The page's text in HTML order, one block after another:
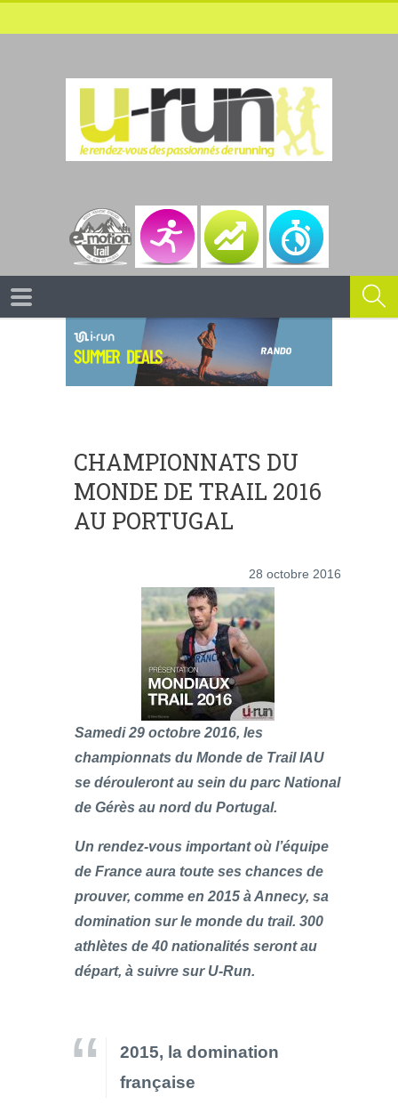
CHAMPIONNATS DU
MONDE DE TRAIL 2016
AU PORTUGAL
28 octobre 2016
Samedi 29 octobre 2016, les
championnats du Monde de Trail IAU
se dérouleront au sein du parc National
de Gérès au nord du Portugal.
Un rendez-vous important où l’équipe
de France aura toute ses chances de
prouver, comme en 2015 à Annecy, sa
domination sur le monde du trail. 300
athlètes de 40 nationalités seront au
départ, à suivre sur U-Run.
2015, la domination
française